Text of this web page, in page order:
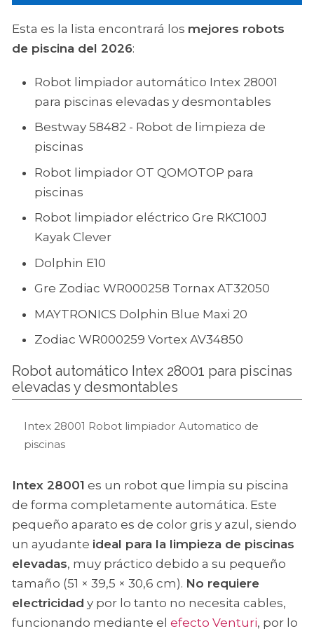
Esta es la lista encontrará los mejores robots
de piscina del 2026:
Robot limpiador automático Intex 28001
para piscinas elevadas y desmontables
Bestway 58482 - Robot de limpieza de
piscinas
Robot limpiador OT QOMOTOP para
piscinas
Robot limpiador eléctrico Gre RKC100J
Kayak Clever
Dolphin E10
Gre Zodiac WR000258 Tornax AT32050
MAYTRONICS Dolphin Blue Maxi 20
Zodiac WR000259 Vortex AV34850
Robot automático Intex 28001 para piscinas
elevadas y desmontables
Intex 28001 Robot limpiador Automatico de
piscinas
Intex 28001 es un robot que limpia su piscina
de forma completamente automática. Este
pequeño aparato es de color gris y azul, siendo
un ayudante ideal para la limpieza de piscinas
elevadas, muy práctico debido a su pequeño
tamaño (51 × 39,5 × 30,6 cm). No requiere
electricidad y por lo tanto no necesita cables,
funcionando mediante el efecto Venturi, por lo